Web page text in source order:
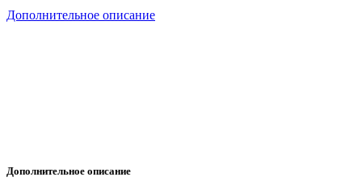
Дополнительное описание
Дополнительное описание